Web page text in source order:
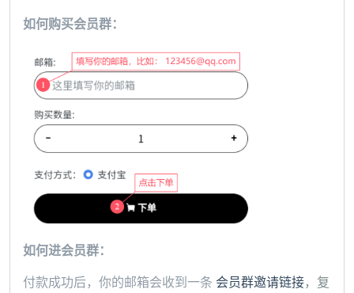
如何购买会员群：
如何进会员群：
付款成功后，你的邮箱会收到一条 会员群邀请链接，复